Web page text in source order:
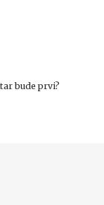
bude prvi?